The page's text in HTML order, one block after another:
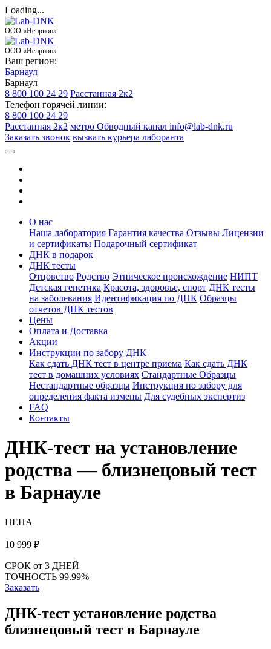
Loading...
ООО «Неприон»
ООО «Неприон»
Ваш регион:
Барнаул
Барнаул
8 800 100 24 29 Расстанная 2к2
Телефон горячей линии:
8 800 100 24 29
Расстанная 2к2 метро Обводный канал info@lab-dnk.ru
Заказать звонок вызвать курьера лаборанта
О нас
Наша лаборатория Гарантия качества Отзывы Лицензии
и сертификаты Подарочный сертификат
ДНК в подарок
ДНК тесты
Отцовство Родство Этническое происхождение НИПТ
Детская генетика Красота, здоровье, спорт ДНК тесты
на заболевания Идентификация по ДНК Образцы
отчетов ДНК тестов
Цены
Оплата и Доставка
Акции
Инструкции по забору ДНК
Как сдать ДНК тест в центре приема Как сдать ДНК
тест в домашних условиях Стандартные Образцы
Нестандартные образцы Инструкция по забору для
определения факта измены Для судебных экспертиз
FAQ
Контакты
ДНК-тест на установление
родства — близнецовый тест
в Барнауле
ЦЕНА
10 999 ₽
СРОК от 3 ДНЕЙ
ТОЧНОСТЬ 99.99%
Заказать
ДНК-тест установление родства
близнецовый тест в Барнауле